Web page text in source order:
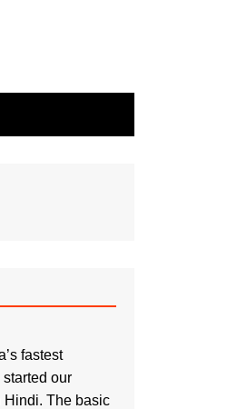
fastest
our
Hindi. The basic